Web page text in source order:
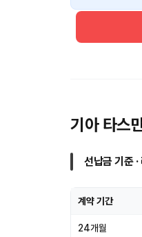
기아 타스
선납금 기준
계약 기간
24개월